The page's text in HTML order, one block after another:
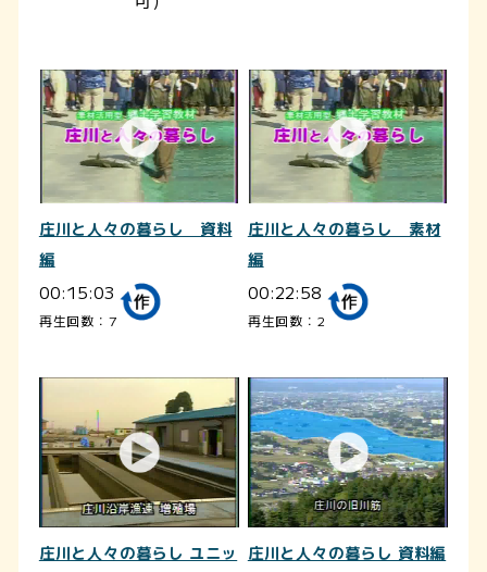
庄川と人々の暮らし 資料
編
00:15:03
再生回数：7
庄川と人々の暮らし 素材
編
00:22:58
再生回数：2
庄川と人々の暮らし ユニッ
庄川と人々の暮らし 資料編